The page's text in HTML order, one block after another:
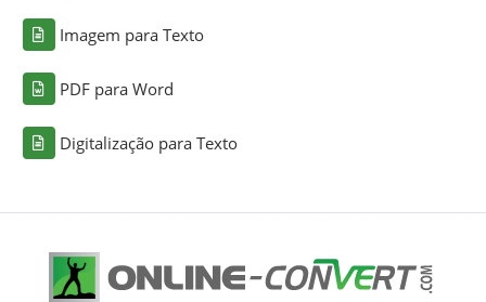
Imagem para Texto
PDF para Word
Digitalização para Texto